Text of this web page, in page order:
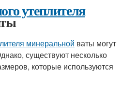
утеплителя
минеральной ваты могут
существуют несколько
которые используются